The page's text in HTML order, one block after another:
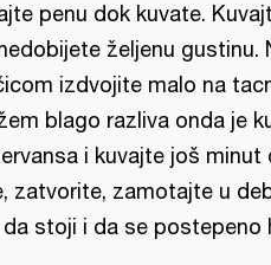
penu dok kuvate.
željenu gustinu.
izdvojite malo na
blago razliva onda je
i kuvajte još minut
zatvorite, zamotajte u
stoji i da se postepeno